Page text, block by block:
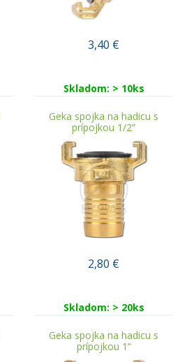
3,40 €
Skladom: > 10ks
Geka spojka na hadicu s
prípojkou 1/2“
2,80 €
Skladom: > 20ks
Geka spojka na hadicu s
prípojkou 1“